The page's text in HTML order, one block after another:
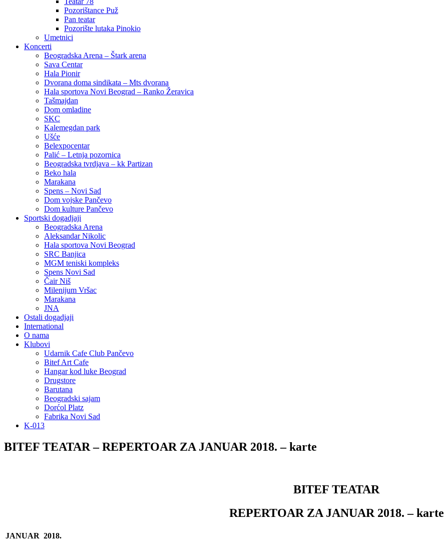
Pozorištance Puž
Pan teatar
Pozorište lutaka Pinokio
Umetnici
Koncerti
Beogradska Arena – Štark arena
Sava Centar
Hala Pionir
Dvorana doma sindikata – Mts dvorana
Hala sportova Novi Beograd – Ranko Žeravica
Tašmajdan
Dom omladine
SKC
Kalemegdan park
Ušće
Belexpocentar
Palić – Letnja pozornica
Beogradska tvrdjava – kk Partizan
Beko hala
Marakana
Spens – Novi Sad
Dom vojske Pančevo
Dom kulture Pančevo
Sportski dogadjaji
Beogradska Arena
Aleksandar Nikolic
Hala sportova Novi Beograd
SRC Banjica
MGM teniski kompleks
Spens Novi Sad
Čair Niš
Milenijum Vršac
Marakana
JNA
Ostali dogadjaji
International
O nama
Klubovi
Udarnik Cafe Club Pančevo
Bitef Art Cafe
Hangar kod luke Beograd
Drugstore
Barutana
Beogradski sajam
Dorćol Platz
Fabrika Novi Sad
K-013
BITEF TEATAR – REPERTOAR ZA JANUAR 2018. – karte
BITEF TEATAR
REPERTOAR ZA JANUAR 2018. – karte
JANUAR 2018.